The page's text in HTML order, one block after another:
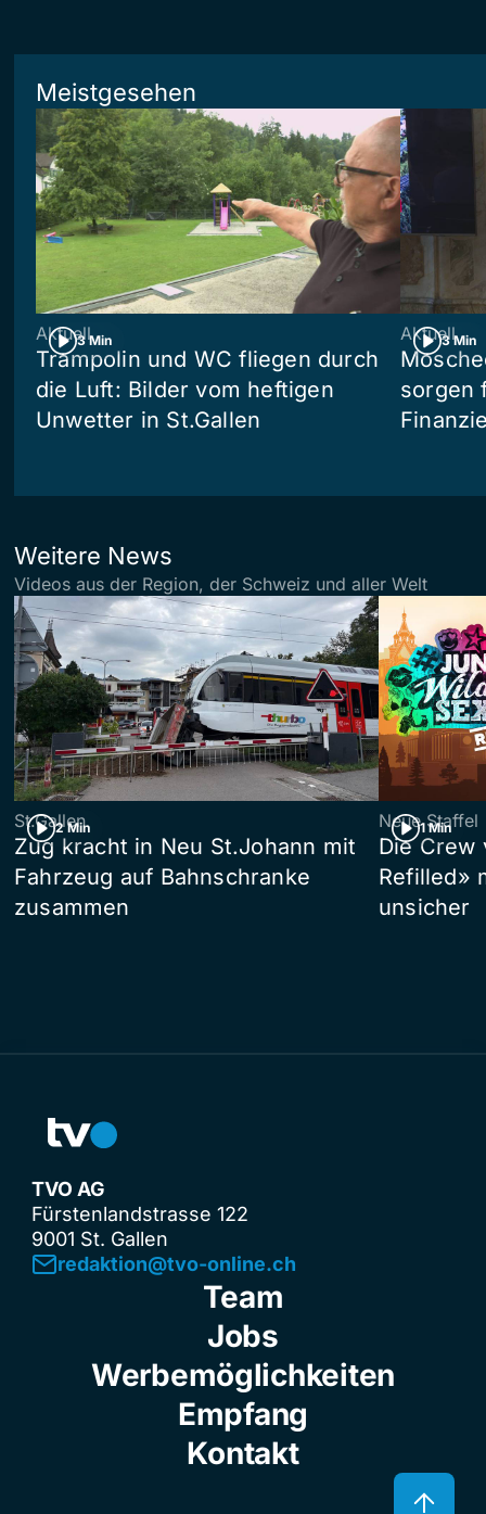
Meistgesehen
3 Min
Aktuell
Trampolin und WC fliegen durch
die Luft: Bilder vom heftigen
Unwetter in St.Gallen
3 Min
Aktuell
sorgen
Weitere News
Videos aus der Region, der Schweiz und aller Welt
2 Min
St.Gallen
Zug kracht in Neu St.Johann mit
Fahrzeug auf Bahnschranke
zusammen
1 Min
Neue Staffel
Die Crew
Refilled»
unsicher
TVO AG
Fürstenlandstrasse 122
9001 St. Gallen
redaktion@tvo-online.ch
Team
Jobs
Werbemöglichkeiten
Empfang
Kontakt